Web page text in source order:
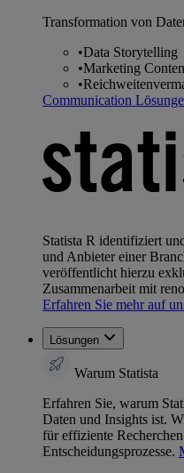
Transformation von
•Data Storytelling
•Marketing
•
Communication
Statista R identifiziert
und Anbieter einer
veröffentlicht hierzu
Zusammenarbeit mit
Erfahren Sie mehr auf
Lösungen
Warum Statista
Erfahren Sie, warum
Daten und Insights ist.
für effiziente
Entscheidungsprozesse.